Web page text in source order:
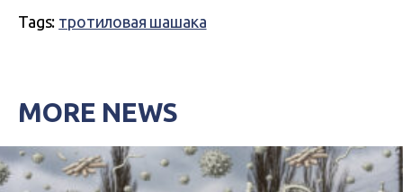
Tags: тротиловая шашака
MORE NEWS